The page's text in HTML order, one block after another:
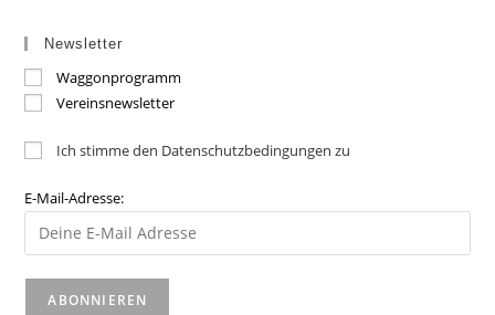
Newsletter
Waggonprogramm
Vereinsnewsletter
Ich stimme den Datenschutzbedingungen zu
E-Mail-Adresse: